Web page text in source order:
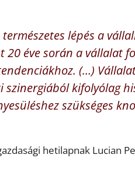
lépés a
20 éve során a vállalat
(…)
szinergiából kifolyólag
szükséges
hetilapnak Lucian